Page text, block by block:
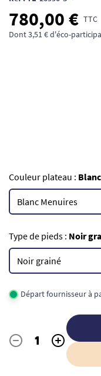
780,00 € TTC
Dont 3,51 € d'éco-
Couleur plateau :
Type de pieds : Noir
Départ fournisseur à
Quantité
- +